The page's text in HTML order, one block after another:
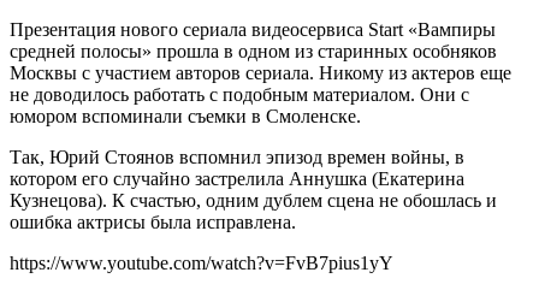
Презентация нового сериала видеосервиса Start «Вампиры
средней полосы» прошла в одном из старинных особняков
Москвы с участием авторов сериала. Никому из актеров еще
не доводилось работать с подобным материалом. Они с
юмором вспоминали съемки в Смоленске.
Так, Юрий Стоянов вспомнил эпизод времен войны, в
котором его случайно застрелила Аннушка (Екатерина
Кузнецова). К счастью, одним дублем сцена не обошлась и
ошибка актрисы была исправлена.
https://www.youtube.com/watch?v=FvB7pius1yY